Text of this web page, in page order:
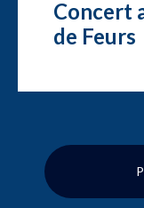
Concert
de Feurs